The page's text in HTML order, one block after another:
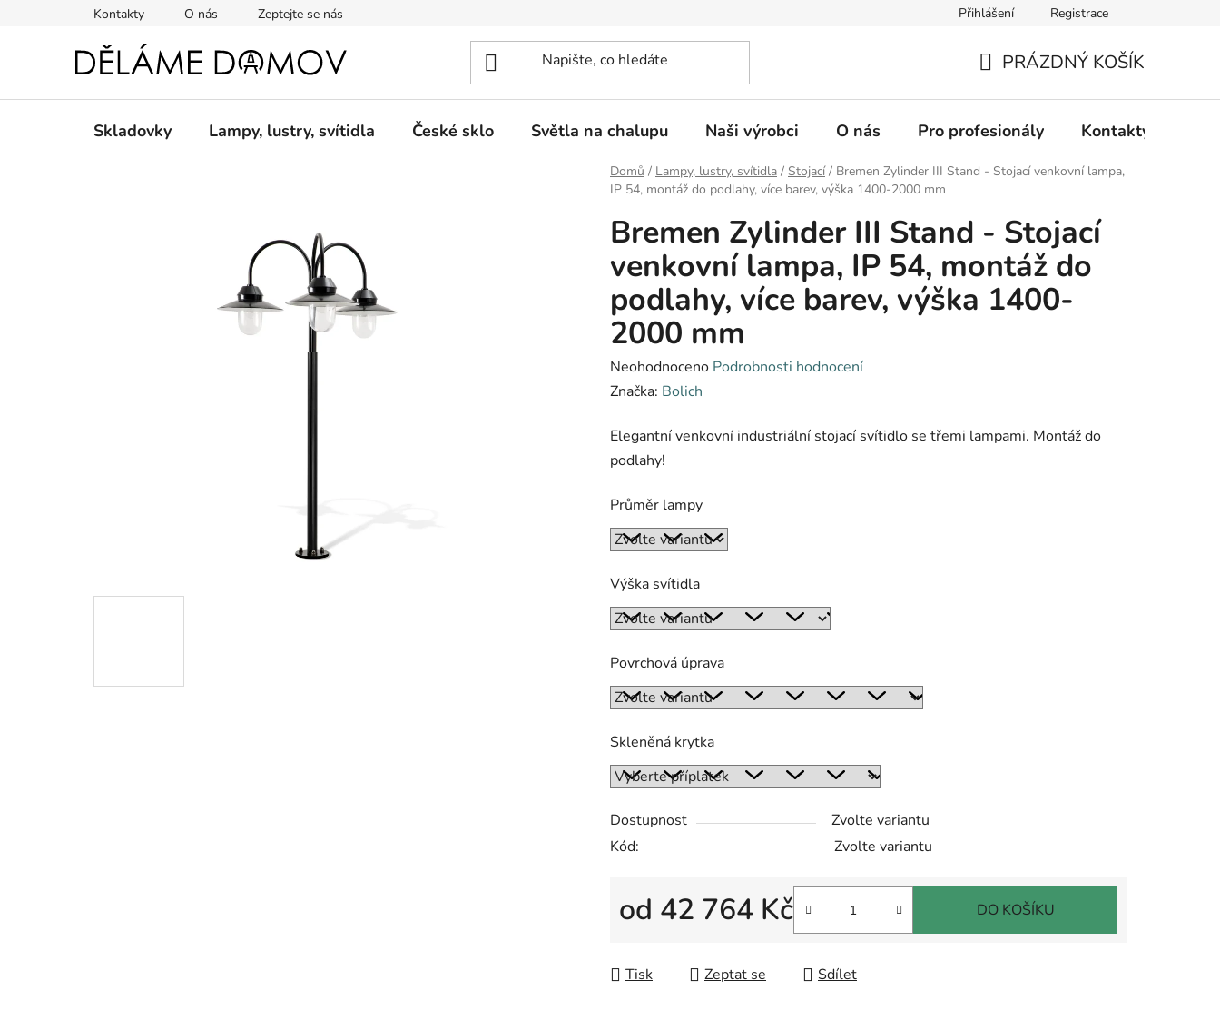
Kontakty O nás Zeptejte se nás Přihlášení Registrace
KOŠÍK
PRÁZDNÝ KOŠÍK
Skladovky Lampy, lustry, svítidla České sklo Světla na chalupu Naši výrobci O nás Pro profesionály Kontakty
Domů / Lampy, lustry, svítidla / Stojací / Bremen Zylinder III Stand - Stojací venkovní lampa,
IP 54, montáž do podlahy, více barev, výška 1400-2000 mm
Bremen Zylinder III Stand - Stojací
venkovní lampa, IP 54, montáž do
podlahy, více barev, výška 1400-
2000 mm
Průměrné
hodnocení
je
0,0
5
hvězdiček.
Neohodnoceno Podrobnosti hodnocení
Značka: Bolich
Elegantní venkovní industriální stojací svítidlo se třemi lampami. Montáž do
podlahy!
Průměr lampy
Výška svítidla
Povrchová úprava
Skleněná krytka
Dostupnost
Zvolte variantu
Kód:
Zvolte variantu
od 42 764 Kč DO KOŠÍKU
Tisk Zeptat se Sdílet